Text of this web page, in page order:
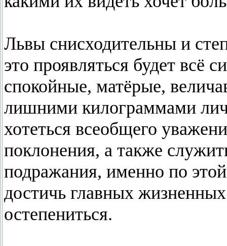
Львы снисходительны и
это проявляться будет всё
спокойные, матёрые,
лишними килограммами
хотеться всеобщего
поклонения, а также
подражания, именно по
достичь главных
остепениться.